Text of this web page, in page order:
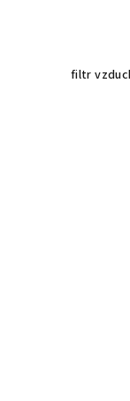
filtr